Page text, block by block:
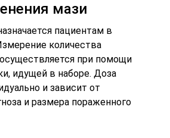
мази
пациентам в
количества
при помощи
идущей в наборе. Доза
и зависит от
и размера пораженного